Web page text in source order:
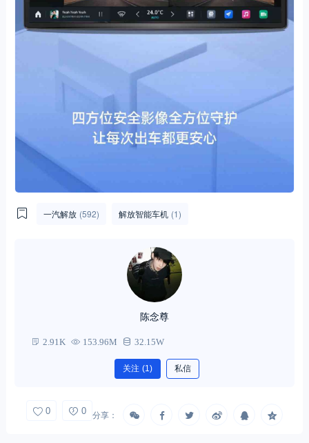
一汽解放 (592) 解放智能车机 (1)
陈念尊
2.91K 153.96M 32.15W
关注 (1) 私信
0 0 分享：